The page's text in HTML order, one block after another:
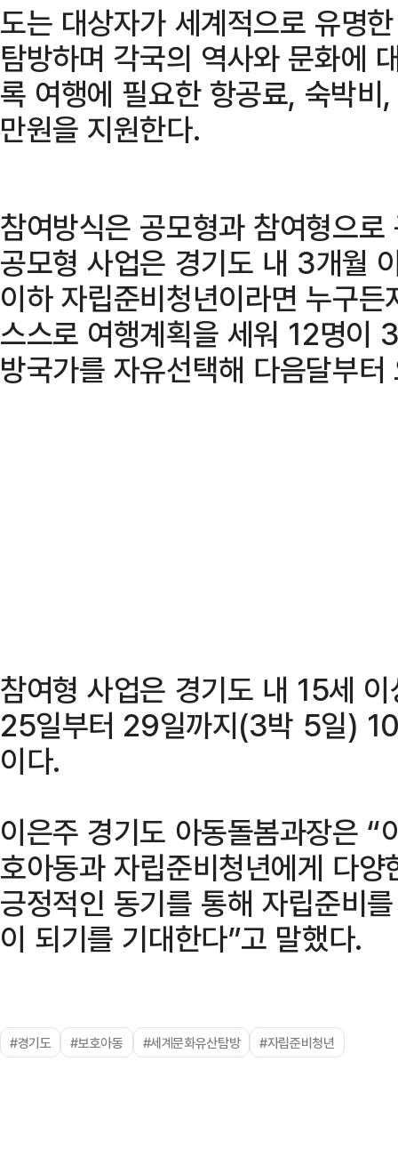
도는 대상자가 세계적으로 유명
탐방하며 각국의 역사와 문화에
록 여행에 필요한 항공료, 숙박
만원을 지원한다.
참여방식은 공모형과 참여형으로
공모형 사업은 경기도 내 3개월
이하 자립준비청년이라면 누구
스스로 여행계획을 세워 12명이
방국가를 자유선택해 다음달부
참여형 사업은 경기도 내 15세
25일부터 29일까지(3박 5일)
이다.
이은주 경기도 아동돌봄과장은 “
호아동과 자립준비청년에게 다
긍정적인 동기를 통해 자립준비
이 되기를 기대한다”고 말했다.
#경기도 #보호아동 #세계문화유산탐방 #자립준비청년